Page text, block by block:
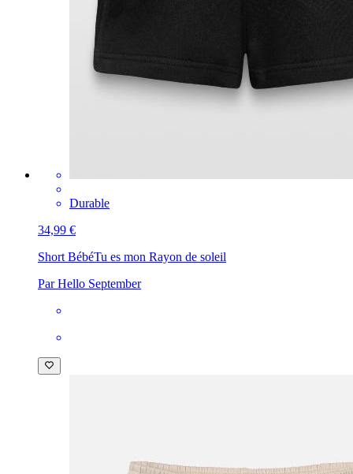
Durable
34,99 €
Short BébéTu es mon Rayon de soleil
Par Hello September